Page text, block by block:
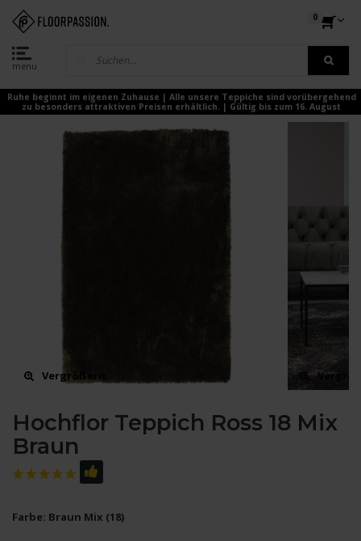
menu
0
Ruhe beginnt im eigenen Zuhause | Alle unsere Teppiche sind vorübergehend
zu besonders attraktiven Preisen erhältlich. | Gültig bis zum 16. August
Vergrößern
Hochflor Teppich Ross 18 Mix
Braun
Farbe: Braun Mix (18)